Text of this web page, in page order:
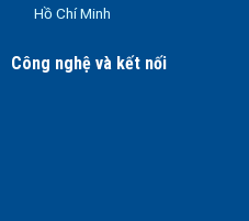
Hồ Chí Minh
Công nghệ và kết nối